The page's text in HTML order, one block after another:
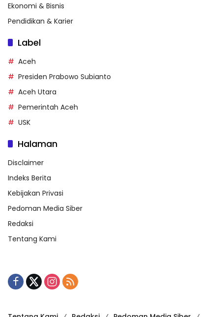
Ekonomi & Bisnis
Pendidikan & Karier
Label
Aceh
Presiden Prabowo Subianto
Aceh Utara
Pemerintah Aceh
USK
Halaman
Disclaimer
Indeks Berita
Kebijakan Privasi
Pedoman Media Siber
Redaksi
Tentang Kami